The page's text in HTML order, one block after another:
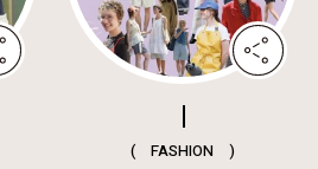
( FASHION )